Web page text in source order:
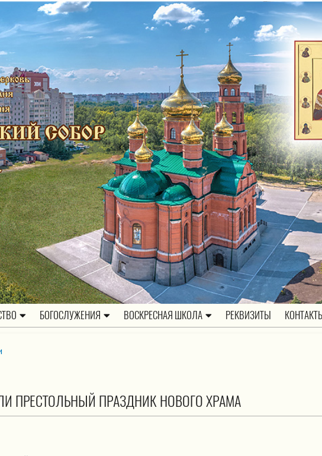
БОГОСЛУЖЕНИЯ ВОСКРЕСНАЯ ШКОЛА РЕКВИЗИТЫ
ПРЕСТОЛЬНЫЙ ПРАЗДНИК НОВОГО ХРАМА